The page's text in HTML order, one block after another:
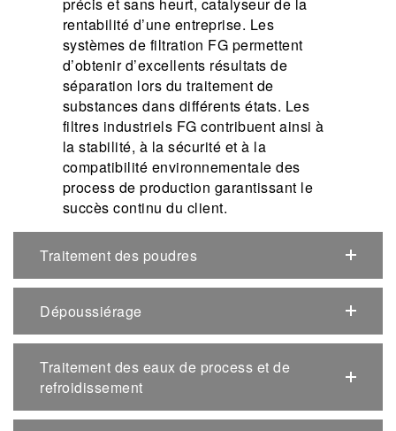
rentabilité d’une entreprise. Les
systèmes de filtration FG permettent
d’obtenir d’excellents résultats de
séparation lors du traitement de
substances dans différents états. Les
filtres industriels FG contribuent ainsi à
la stabilité, à la sécurité et à la
compatibilité environnementale des
process de production garantissant le
succès continu du client.
Traitement des poudres
Dépoussiérage
Traitement des eaux de process et de
refroidissement